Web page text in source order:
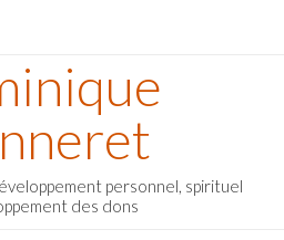
personnel, spirituel
des dons